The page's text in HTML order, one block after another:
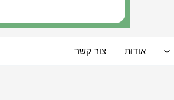
אודות צור קשר